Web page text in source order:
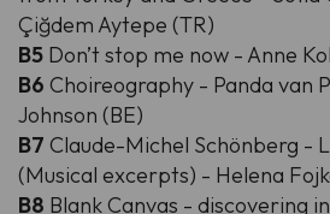
Çiğdem Aytepe (TR)
B5 Don’t stop me now - Anne
B6 Choireography - Panda van
Johnson (BE)
B7 Claude-Michel Schönberg -
(Musical excerpts) - Helena
B8 Blank Canvas - discovering